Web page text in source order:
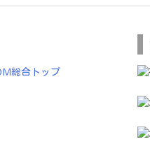
総合トップ